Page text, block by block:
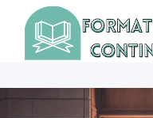
contenu